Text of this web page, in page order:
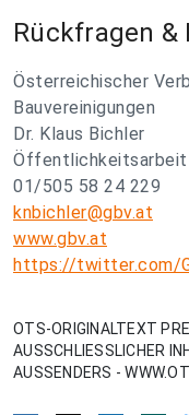
Rückfragen &
Österreichischer
Bauvereinigungen
Dr. Klaus Bichler
Öffentlichkeitsarbeit
01/505 58 24 229
knbichler@gbv.at
www.gbv.at
https://twitter.com/
OTS-ORIGINALTEXT
AUSSCHLIESSLICHER
AUSSENDERS -